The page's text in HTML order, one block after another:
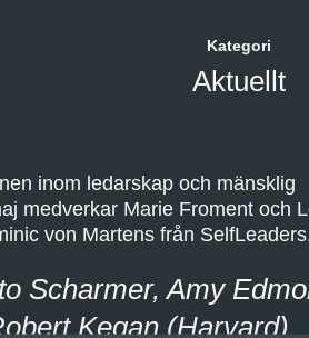
Kategori
Aktuellt
inom ledarskap och mänsklig
medverkar Marie Froment och
von Martens från
Scharmer, Amy
Kegan (Harvard)